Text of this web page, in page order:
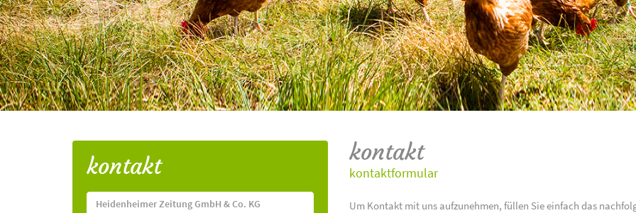
kontakt
Heidenheimer Zeitung GmbH & Co. KG
kontakt
kontaktformular
Um Kontakt mit uns aufzunehmen, füllen Sie einfach das